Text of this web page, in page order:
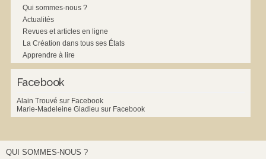
Qui sommes-nous ?
Actualités
Revues et articles en ligne
La Création dans tous ses États
Apprendre à lire
Facebook
Alain Trouvé sur Facebook
Marie-Madeleine Gladieu sur Facebook
QUI SOMMES-NOUS ?